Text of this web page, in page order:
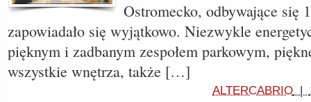
Ostromecko, odbywające się
zapowiadało się wyjątkowo. Niezwykle
pięknym i zadbanym zespołem parkowym,
wszystkie wnętrza, także […]
ALTERCABRIO |